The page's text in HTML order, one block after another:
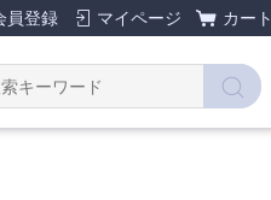
員登録 マイページ カート